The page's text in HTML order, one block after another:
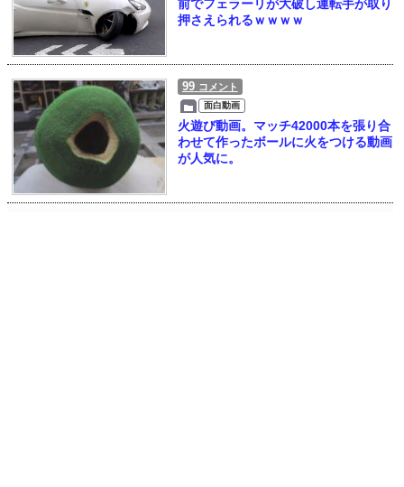
前でフェラーリが大破し運転手が取り
押さえられるｗｗｗｗ
99 コメント
面白動画
火遊び動画。マッチ42000本を張り合
わせて作ったボールに火をつける動画
が人気に。